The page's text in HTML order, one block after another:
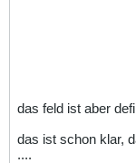
das feld ist aber
das ist schon klar,
....